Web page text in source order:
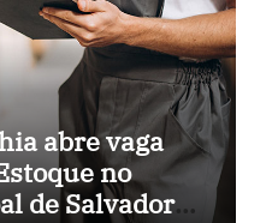
abre vaga
no
de Salvador